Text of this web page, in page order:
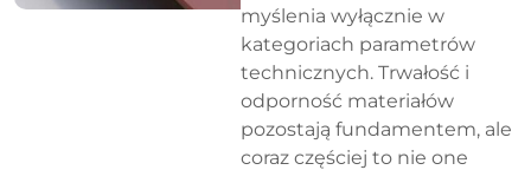
myślenia wyłącznie w
kategoriach parametrów
technicznych. Trwałość i
odporność materiałów
pozostają fundamentem, ale
coraz częściej to nie one